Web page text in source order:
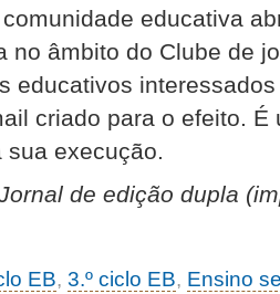
educativa
no âmbito do Clube de
educativos
criado para o efeito. É
sua execução.
de edição dupla
EB, 3.º ciclo EB, Ensino